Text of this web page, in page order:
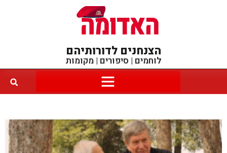
הצנחנים לדורותיהם
לוחמים | סיפורים | מקומות